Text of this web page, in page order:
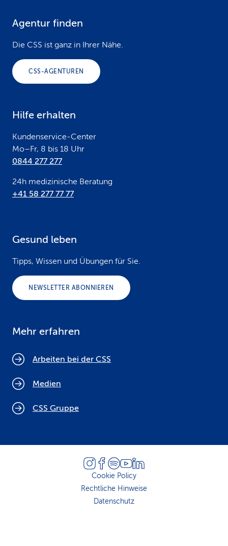
Agentur finden
Die CSS ist ganz in Ihrer Nähe.
CSS-AGENTUREN
Hilfe erhalten
Kundenservice-Center
Mo–Fr, 8 bis 18 Uhr
0844 277 277
24h medizinische Beratung
+41 58 277 77 77
Gesund leben
Tipps, Wissen und Übungen für Sie.
NEWSLETTER ABONNIEREN
Mehr erfahren
Arbeiten bei der CSS
Medien
CSS Gruppe
Cookie Policy
Rechtliche Hinweise
Datenschutz